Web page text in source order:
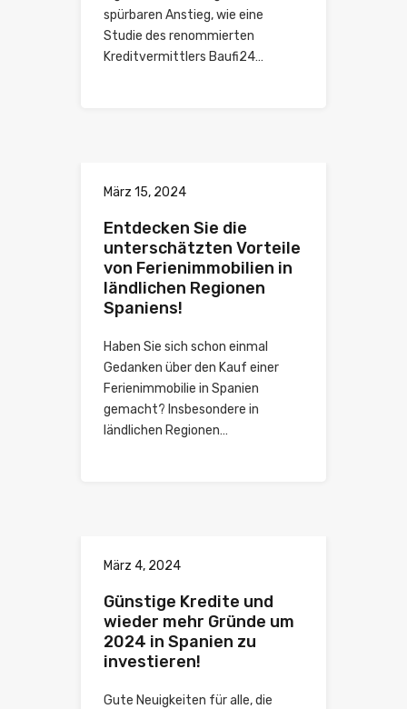
spürbaren Anstieg, wie eine
Studie des renommierten
Kreditvermittlers Baufi24…
März 15, 2024
Entdecken Sie die
unterschätzten Vorteile
von Ferienimmobilien in
ländlichen Regionen
Spaniens!
Haben Sie sich schon einmal
Gedanken über den Kauf einer
Ferienimmobilie in Spanien
gemacht? Insbesondere in
ländlichen Regionen…
März 4, 2024
Günstige Kredite und
wieder mehr Gründe um
2024 in Spanien zu
investieren!
Gute Neuigkeiten für alle, die